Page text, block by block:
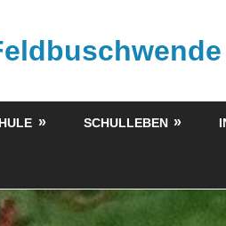
SCHULLEBEN